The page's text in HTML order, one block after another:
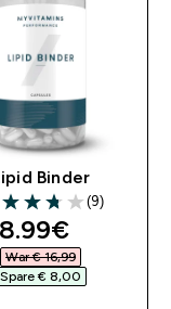
Binder
out of 5 stars
(9)
discounted
8.99€‎
War € 16,99‎
Spare € 8,00‎